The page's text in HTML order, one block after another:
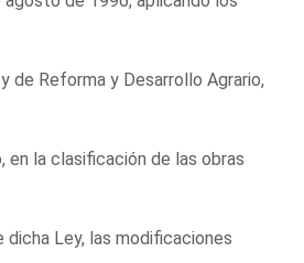
de Reforma y Desarrollo Agrario,
en la clasificación de las obras
Ley, las modificaciones